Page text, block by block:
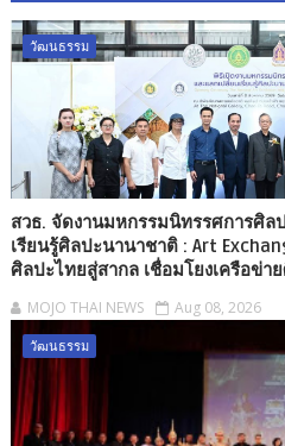
วัฒนธรรม
สวธ. จัดงานมหกรรมนิทรรศการศิล
เรียนรู้ศิลปะนานาชาติ : Art
ศิลปะไทยสู่สากล เชื่อมโยงเครือข่
MOJO THAI NEWS Aug 08, 2026
วัฒนธรรม